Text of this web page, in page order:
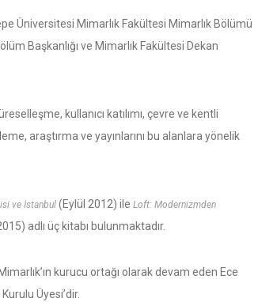
Üniversitesi Mimarlık Fakültesi Mimarlık Bölümü
Başkanlığı ve Mimarlık Fakültesi Dekan
kullanıcı katılımı, çevre ve kentli
araştırma ve yayınlarını bu alanlara yönelik
ve İstanbul (Eylül 2012) ile Loft: Modernizmden
adlı üç kitabı bulunmaktadır.
kurucu ortağı olarak devam eden Ece
Üyesi’dir.